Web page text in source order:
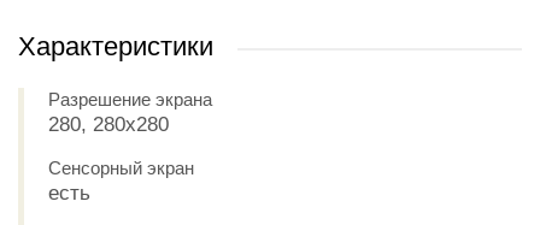
Характеристики
Разрешение экрана
280, 280x280
Сенсорный экран
есть